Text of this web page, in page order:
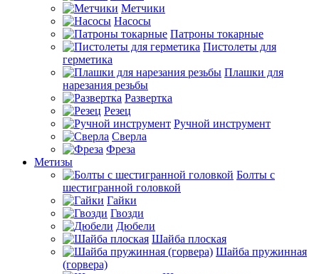
Метчики
Насосы
Патроны токарные
Пистолеты для
герметика
Плашки для
нарезания резьбы
Развертка
Резец
Ручной инструмент
Сверла
Фреза
Метизы
Болты с
шестигранной головкой
Гайки
Гвозди
Дюбели
Шайба плоская
Шайба пружинная
(горвера)